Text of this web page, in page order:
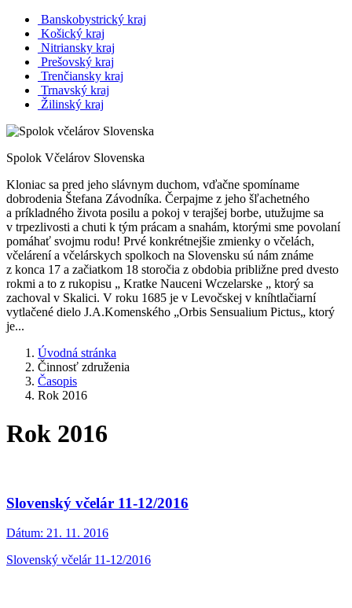
Banskobystrický kraj
Košický kraj
Nitriansky kraj
Prešovský kraj
Trenčiansky kraj
Trnavský kraj
Žilinský kraj
Spolok Včelárov Slovenska
Kloniac sa pred jeho slávnym duchom, vďačne spomíname
dobrodenia Štefana Závodníka. Čerpajme z jeho šľachetného
a príkladného života posilu a pokoj v terajšej borbe, utužujme sa
v trpezlivosti a chuti k tým prácam a snahám, ktorými sme povolaní
pomáhať svojmu rodu! Prvé konkrétnejšie zmienky o včelách,
včelárení a včelárskych spolkoch na Slovensku sú nám známe
z konca 17 a začiatkom 18 storočia z obdobia približne pred dvesto
rokmi a to z rukopisu „ Kratke Nauceni Wczelarske „ ktorý sa
zachoval v Skalici. V roku 1685 je v Levočskej v kníhtlačiarní
vytlačené dielo J.A.Komenského „Orbis Sensualium Pictus„ ktorý
je...
Úvodná stránka
Činnosť združenia
Časopis
Rok 2016
Rok 2016
Slovenský včelár 11-12/2016
Dátum: 21. 11. 2016
Slovenský včelár 11-12/2016